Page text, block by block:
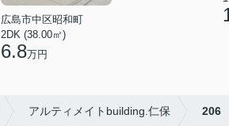
広島市中区昭和町
2DK (38.00㎡)
6.8万円
アルティメイトbuilding.仁保 206